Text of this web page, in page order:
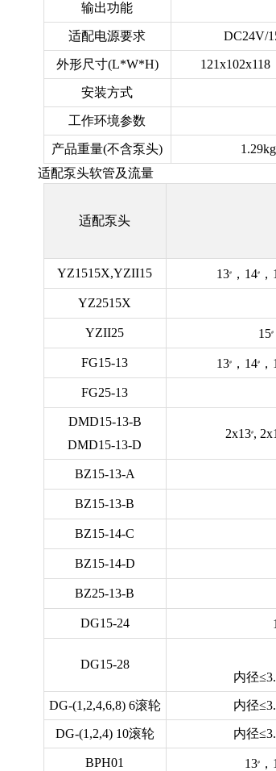
输出功能
适配电源要求 DC24V/
外形尺寸(L*W*H) 121x102x118
安装方式
工作环境参数
产品重量(不含泵头) 1.29kg
适配泵头软管及流量
适配泵头
YZ1515X,YZII15 13#，14#，
YZ2515X
YZII25 15#
FG15-13 13#，14#，
FG25-13
DMD15-13-B
DMD15-13-D
2x13#,
BZ15-13-A
BZ15-13-B
BZ15-14-C
BZ15-14-D
BZ25-13-B
DG15-24
DG15-28
内径
DG-(1,2,4,6,8) 6滚轮 内径
DG-(1,2,4) 10滚轮 内径
BPH01 13#，